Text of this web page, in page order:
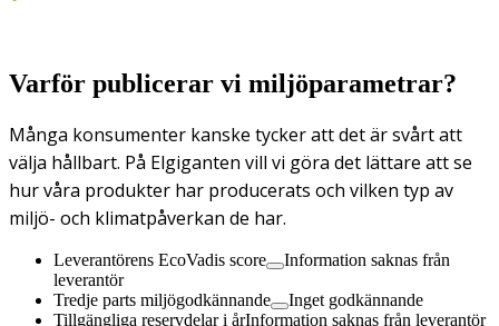
Varför publicerar vi miljöparametrar?
Många konsumenter kanske tycker att det är svårt att
välja hållbart. På Elgiganten vill vi göra det lättare att se
hur våra produkter har producerats och vilken typ av
miljö- och klimatpåverkan de har.
Leverantörens EcoVadis score
Information saknas från
leverantör
Tredje parts miljögodkännande
Inget godkännande
Tillgängliga reservdelar i årInformation saknas från leverantör